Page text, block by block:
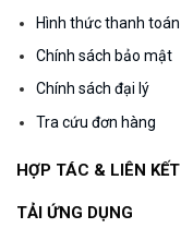
Hình thức thanh toán
Chính sách bảo mật
Chính sách đại lý
Tra cứu đơn hàng
HỢP TÁC & LIÊN KẾT
TẢI ỨNG DỤNG